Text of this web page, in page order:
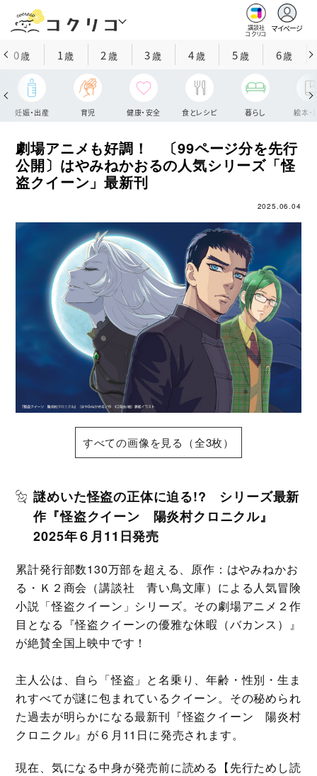
講談社
コクリコ
マイページ
0歳 1歳 2 歳 3歳 4歳 5歳 6歳
妊娠・出産 育児 健康・安全 食とレシピ 暮らし 絵本・
劇場アニメも好調！ 〔99ページ分を先行
公開〕はやみねかおるの人気シリーズ「怪
盗クイーン」最新刊
2025.06.04
すべての画像を見る（全3枚）
謎めいた怪盗の正体に迫る!? シリーズ最新
作『怪盗クイーン 陽炎村クロニクル』
2025年６月11日発売
累計発行部数130万部を超える、原作：はやみねかお
る・Ｋ２商会（講談社 青い鳥文庫）による人気冒険
小説「怪盗クイーン」シリーズ。その劇場アニメ２作
目となる『怪盗クイーンの優雅な休暇（バカンス）』
が絶賛全国上映中です！
主人公は、自ら「怪盗」と名乗り、年齢・性別・生ま
れすべてが謎に包まれているクイーン。その秘められ
た過去が明らかになる最新刊『怪盗クイーン 陽炎村
クロニクル』が６月11日に発売されます。
現在、気になる中身が発売前に読める【先行ためし読